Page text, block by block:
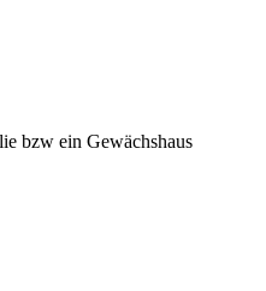
bzw ein Gewächshaus